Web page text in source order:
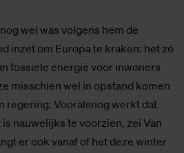
wel was volgens hem de
inzet om Europa te kraken: het zó
fossiele energie voor inwoners
misschien wel in opstand komen
regering. Vooralsnog werkt dat
nauwelijks te voorzien, zei Van
er ook vanaf of het deze winter